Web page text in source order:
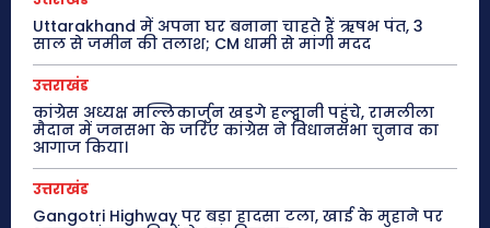
Uttarakhand में अपना घर बनाना चाहते हैं ऋषभ पंत, 3
साल से जमीन की तलाश; CM धामी से मांगी मदद
उत्तराखंड
कांग्रेस अध्यक्ष मल्लिकार्जुन खड़गे हल्द्वानी पहुंचे, रामलीला
मैदान में जनसभा के जरिए कांग्रेस ने विधानसभा चुनाव का
आगाज किया।
उत्तराखंड
Gangotri Highway पर बड़ा हादसा टला, खाई के मुहाने पर